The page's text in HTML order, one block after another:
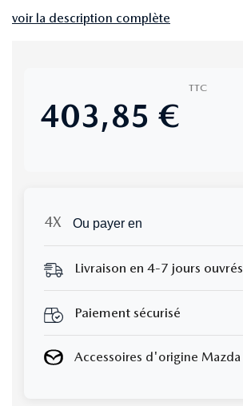
voir la description complète
403,85 €
TTC
Ou payer en
Livraison en 4-7 jours ouvrés
Paiement sécurisé
Accessoires d'origine Mazda